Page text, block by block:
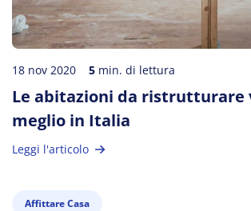
18 nov 2020 5 min. di lettura
Le abitazioni da ristrutturare
meglio in Italia
Leggi l'articolo
Affittare Casa